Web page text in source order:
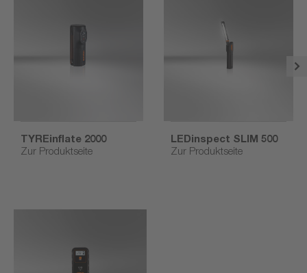
TYREinflate 2000
Zur Produktseite
LEDinspect SLIM 500
Zur Produktseite